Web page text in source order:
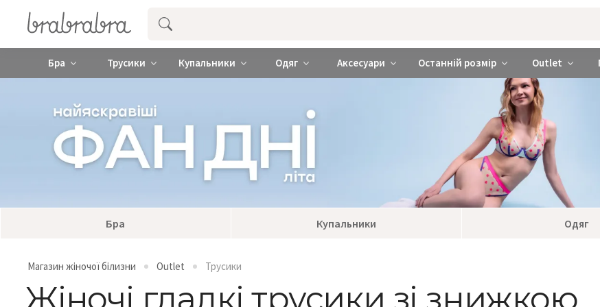
Купити нижню жіночу білизну ❤️ brabrabra ❤️ Київ та Україна
Бра Трусики Купальники Одяг Аксесуари Останній розмір Outlet
Бра Купальники Одяг
Магазин жіночої білизни Outlet Трусики
Жіночі гладкі трусики зі знижкою